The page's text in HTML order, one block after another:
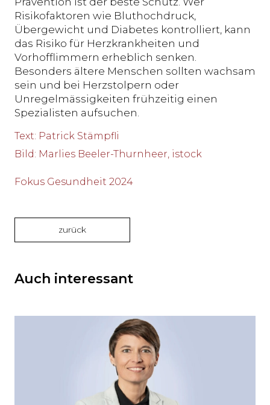
Risikofaktoren wie Bluthochdruck,
Übergewicht und Diabetes kontrolliert, kann
das Risiko für Herzkrankheiten und
Vorhofflimmern erheblich senken.
Besonders ältere Menschen sollten wachsam
sein und bei Herzstolpern oder
Unregelmässigkeiten frühzeitig einen
Spezialisten aufsuchen.
Text: Patrick Stämpfli
Bild: Marlies Beeler-Thurnheer, istock
Fokus Gesundheit 2024
zurück
Auch interessant